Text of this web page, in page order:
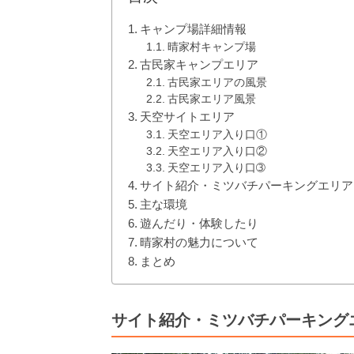
キャンプ場詳細情報
晴家村キャンプ場
古民家キャンプエリア
古民家エリアの風景
古民家エリア風景
天空サイトエリア
天空エリア入り口①
天空エリア入り口②
天空エリア入り口➂
サイト紹介・ミツバチパーキングエリア
主な環境
遊んだり・体験したり
晴家村の魅力について
まとめ
サイト紹介・ミツバチパーキング